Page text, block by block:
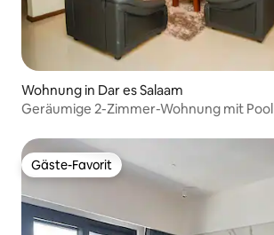
Wohnung in Dar es Salaam
Geräumige 2-Zimmer-Wohnung mit
Gäste-Favorit
Gäste-Favorit